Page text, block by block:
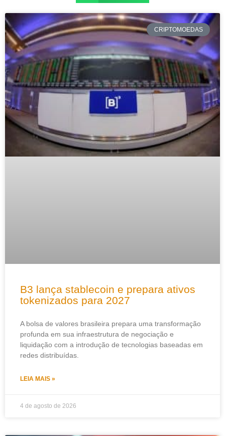
CRIPTOMOEDAS
B3 lança stablecoin e prepara ativos
tokenizados para 2027
A bolsa de valores brasileira prepara uma transformação
profunda em sua infraestrutura de negociação e
liquidação com a introdução de tecnologias baseadas em
redes distribuídas.
LEIA MAIS »
4 de agosto de 2026